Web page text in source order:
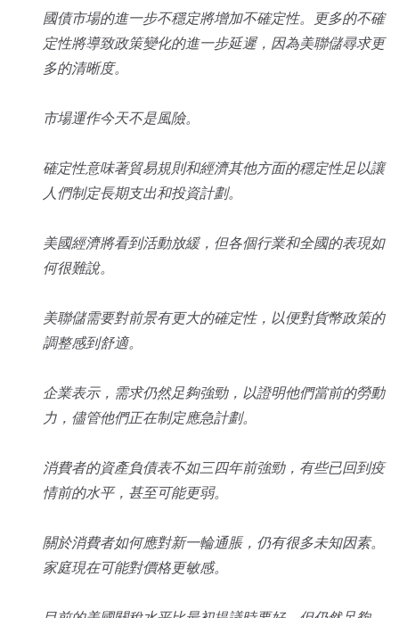
國債市場的進一步不穩定將增加不確定性。更多的不確
定性將導致政策變化的進一步延遲，因為美聯儲尋求更
多的清晰度。
市場運作今天不是風險。
確定性意味著貿易規則和經濟其他方面的穩定性足以讓
人們制定長期支出和投資計劃。
美國經濟將看到活動放緩，但各個行業和全國的表現如
何很難說。
美聯儲需要對前景有更大的確定性，以便對貨幣政策的
調整感到舒適。
企業表示，需求仍然足夠強勁，以證明他們當前的勞動
力，儘管他們正在制定應急計劃。
消費者的資產負債表不如三四年前強勁，有些已回到疫
情前的水平，甚至可能更弱。
關於消費者如何應對新一輪通脹，仍有很多未知因素。
家庭現在可能對價格更敏感。